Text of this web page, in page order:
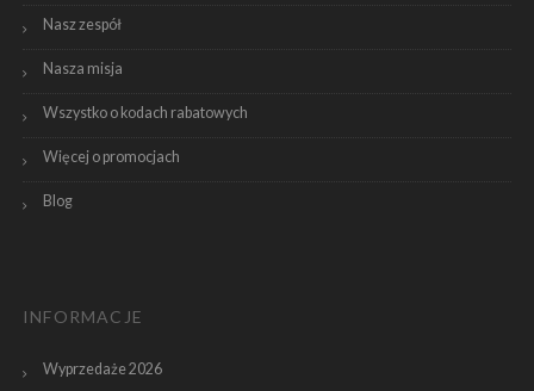
Nasz zespół
Nasza misja
Wszystko o kodach rabatowych
Więcej o promocjach
Blog
INFORMACJE
Wyprzedaże 2026